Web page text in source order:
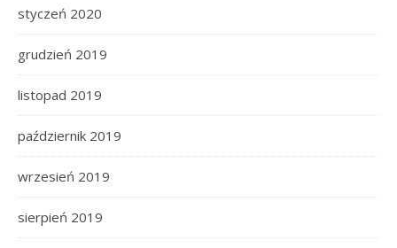
styczeń 2020
grudzień 2019
listopad 2019
październik 2019
wrzesień 2019
sierpień 2019